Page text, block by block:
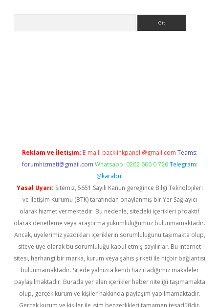
Reklam ve İletişim: E-mail: backlinkpaneli@gmail.com Teams:
forumhizmeti@gmail.com Whatsapp: 0262 606 0 726 Telegram:
@karabul
Yasal Uyarı: Sitemiz, 5651 Sayılı Kanun gereğince Bilgi Teknolojileri
ve İletişim Kurumu (BTK) tarafından onaylanmış bir Yer Sağlayıcı
olarak hizmet vermektedir. Bu nedenle, sitedeki içerikleri proaktif
olarak denetleme veya araştırma yükümlülüğümüz bulunmamaktadır.
Ancak, üyelerimiz yazdıkları içeriklerin sorumluluğunu taşımakta olup,
siteye üye olarak bu sorumluluğu kabul etmiş sayılırlar. Bu internet
sitesi, herhangi bir marka, kurum veya şahıs şirketi ile hiçbir bağlantısı
bulunmamaktadır. Sitede yalnızca kendi hazırladığımız makaleler
paylaşılmaktadır. Burada yer alan içerikler haber niteliği taşımamakta
olup, gerçek kurum ve kişiler hakkında paylaşım yapılmamaktadır.
Gerçek kurum ve kişiler ile isim benzerlikleri tamamen tesadüfidir.